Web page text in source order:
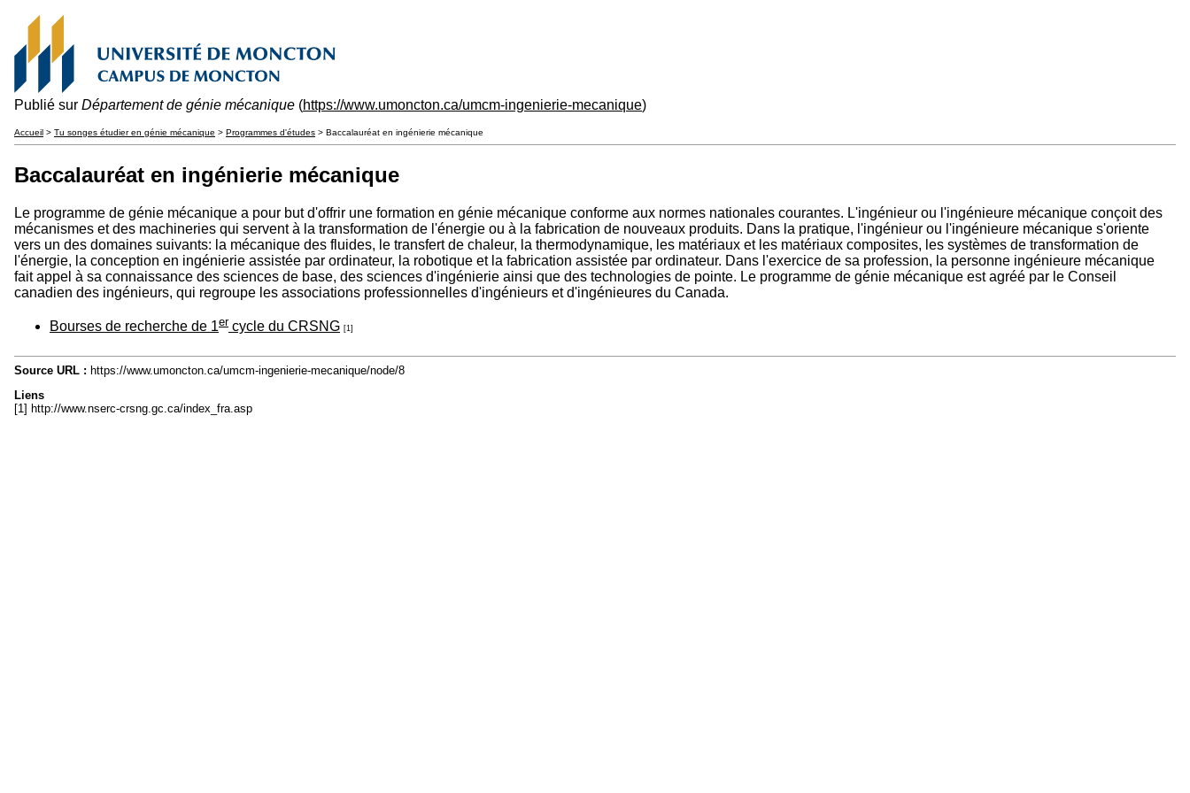
Publié sur Département de génie mécanique (https://www.umoncton.ca/umcm-ingenierie-mecanique)
Accueil > Tu songes étudier en génie mécanique > Programmes d'études > Baccalauréat en ingénierie mécanique
Baccalauréat en ingénierie mécanique
Le programme de génie mécanique a pour but d'offrir une formation en génie mécanique conforme aux normes nationales courantes. L'ingénieur ou l'ingénieure mécanique conçoit des
mécanismes et des machineries qui servent à la transformation de l'énergie ou à la fabrication de nouveaux produits. Dans la pratique, l'ingénieur ou l'ingénieure mécanique s'oriente
vers un des domaines suivants: la mécanique des fluides, le transfert de chaleur, la thermodynamique, les matériaux et les matériaux composites, les systèmes de transformation de
l'énergie, la conception en ingénierie assistée par ordinateur, la robotique et la fabrication assistée par ordinateur. Dans l'exercice de sa profession, la personne ingénieure mécanique
fait appel à sa connaissance des sciences de base, des sciences d'ingénierie ainsi que des technologies de pointe. Le programme de génie mécanique est agréé par le Conseil
canadien des ingénieurs, qui regroupe les associations professionnelles d'ingénieurs et d'ingénieures du Canada.
Bourses de recherche de 1er cycle du CRSNG [1]
Source URL : https://www.umoncton.ca/umcm-ingenierie-mecanique/node/8
Liens
[1] http://www.nserc-crsng.gc.ca/index_fra.asp